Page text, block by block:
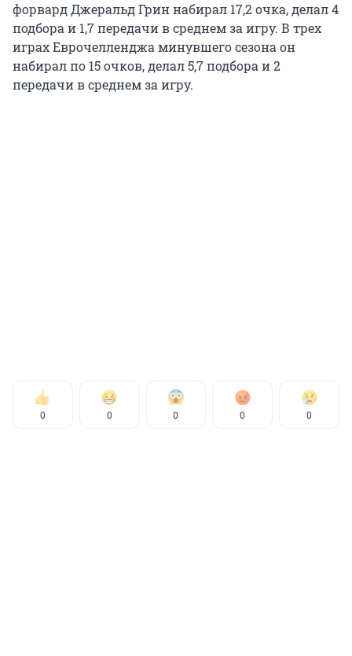
форвард Джеральд Грин набирал 17,2 очка, делал 4
подбора и 1,7 передачи в среднем за игру. В трех
играх Еврочелленджа минувшего сезона он
набирал по 15 очков, делал 5,7 подбора и 2
передачи в среднем за игру.
0 0 0 0 0